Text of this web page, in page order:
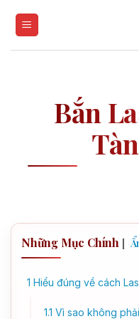
Bắn
Những Mục Chính [
1 Hiểu đúng về cách
1.1 Vì sao không